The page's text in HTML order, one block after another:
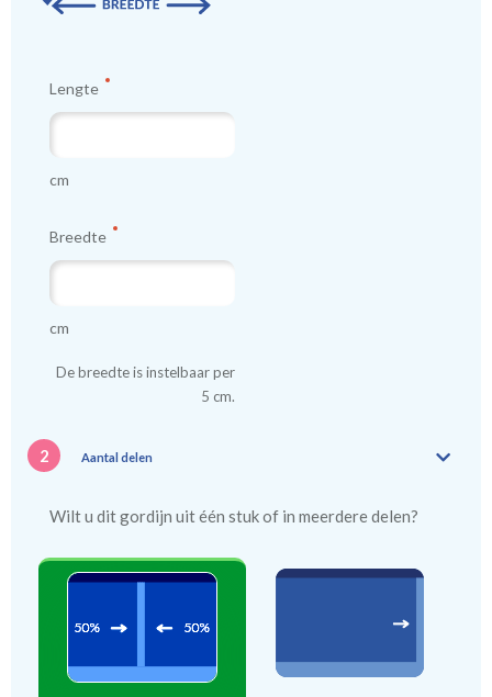
Lengte
cm
Breedte
cm
De breedte is instelbaar per
5 cm.
2 Aantal delen
Wilt u dit gordijn uit één stuk of in meerdere delen?